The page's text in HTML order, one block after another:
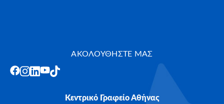
ΑΚΟΛΟΥΘΗΣΤΕ ΜΑΣ
Κεντρικό Γραφείο Αθήνας